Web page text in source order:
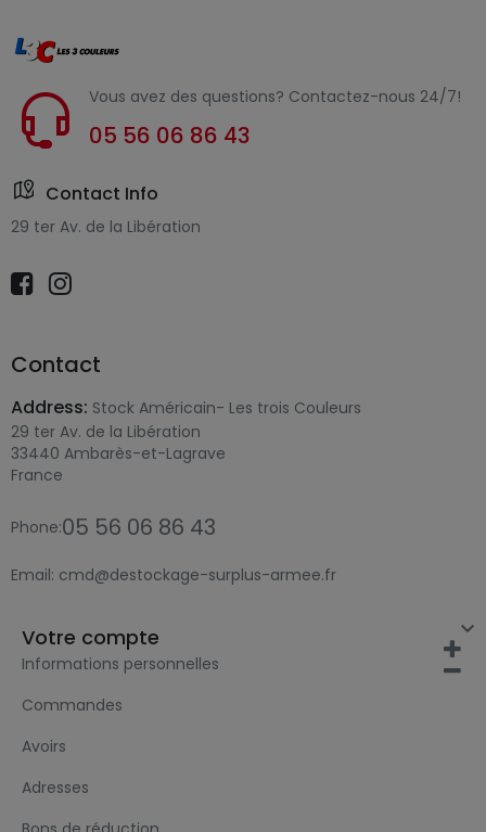
Vous avez des questions? Contactez-nous 24/7!
05 56 06 86 43
Contact Info
29 ter Av. de la Libération
Contact
Address: Stock Américain- Les trois Couleurs
29 ter Av. de la Libération
33440 Ambarès-et-Lagrave
France
Phone:05 56 06 86 43
Email: cmd@destockage-surplus-armee.fr

Votre compte
Informations personnelles
Commandes
Avoirs
Adresses